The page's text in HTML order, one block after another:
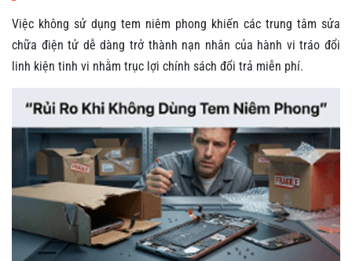
Việc không sử dụng tem niêm phong khiến các trung tâm sửa
chữa điện tử dễ dàng trở thành nạn nhân của hành vi tráo đổi
linh kiện tinh vi nhằm trục lợi chính sách đổi trả miễn phí.